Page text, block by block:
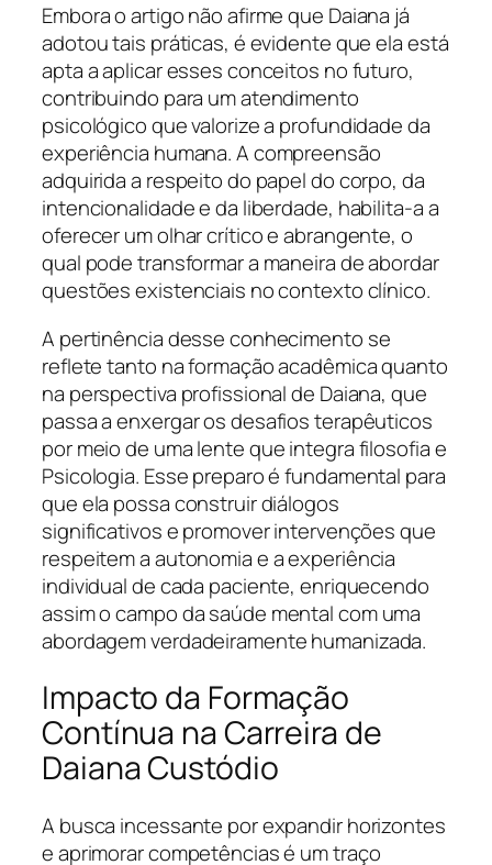
Embora o artigo não afirme que Daiana já
adotou tais práticas, é evidente que ela está
apta a aplicar esses conceitos no futuro,
contribuindo para um atendimento
psicológico que valorize a profundidade da
experiência humana. A compreensão
adquirida a respeito do papel do corpo, da
intencionalidade e da liberdade, habilita-a a
oferecer um olhar crítico e abrangente, o
qual pode transformar a maneira de abordar
questões existenciais no contexto clínico.
A pertinência desse conhecimento se
reflete tanto na formação acadêmica quanto
na perspectiva profissional de Daiana, que
passa a enxergar os desafios terapêuticos
por meio de uma lente que integra filosofia e
Psicologia. Esse preparo é fundamental para
que ela possa construir diálogos
significativos e promover intervenções que
respeitem a autonomia e a experiência
individual de cada paciente, enriquecendo
assim o campo da saúde mental com uma
abordagem verdadeiramente humanizada.
Impacto da Formação
Contínua na Carreira de
Daiana Custódio
A busca incessante por expandir horizontes
e aprimorar competências é um traço